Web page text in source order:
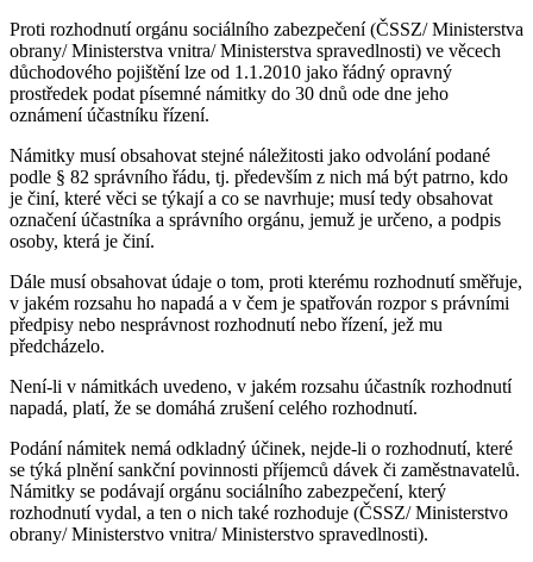
Proti rozhodnutí orgánu sociálního zabezpečení (ČSSZ/ Ministerstva
obrany/ Ministerstva vnitra/ Ministerstva spravedlnosti) ve věcech
důchodového pojištění lze od 1.1.2010 jako řádný opravný
prostředek podat písemné námitky do 30 dnů ode dne jeho
oznámení účastníku řízení.
Námitky musí obsahovat stejné náležitosti jako odvolání podané
podle § 82 správního řádu, tj. především z nich má být patrno, kdo
je činí, které věci se týkají a co se navrhuje; musí tedy obsahovat
označení účastníka a správního orgánu, jemuž je určeno, a podpis
osoby, která je činí.
Dále musí obsahovat údaje o tom, proti kterému rozhodnutí směřuje,
v jakém rozsahu ho napadá a v čem je spatřován rozpor s právními
předpisy nebo nesprávnost rozhodnutí nebo řízení, jež mu
předcházelo.
Není-li v námitkách uvedeno, v jakém rozsahu účastník rozhodnutí
napadá, platí, že se domáhá zrušení celého rozhodnutí.
Podání námitek nemá odkladný účinek, nejde-li o rozhodnutí, které
se týká plnění sankční povinnosti příjemců dávek či zaměstnavatelů.
Námitky se podávají orgánu sociálního zabezpečení, který
rozhodnutí vydal, a ten o nich také rozhoduje (ČSSZ/ Ministerstvo
obrany/ Ministerstvo vnitra/ Ministerstvo spravedlnosti).